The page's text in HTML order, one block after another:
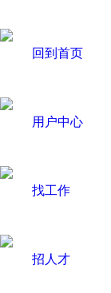
回到首页
用户中心
找工作
招人才